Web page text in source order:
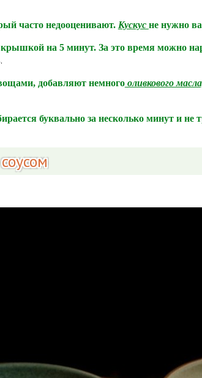
часто недооценивают. Кускус не нужно
на 5 минут. За это время можно
добавляют немногооливкового
буквально за несколько минут и не